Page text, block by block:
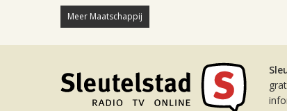
Meer Maatschappij